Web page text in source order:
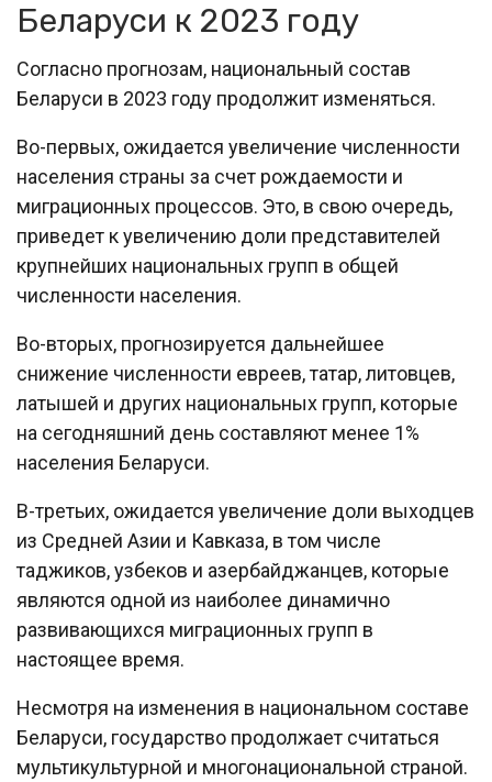
Беларуси к 2023 году
Согласно прогнозам, национальный состав
Беларуси в 2023 году продолжит изменяться.
Во-первых, ожидается увеличение численности
населения страны за счет рождаемости и
миграционных процессов. Это, в свою очередь,
приведет к увеличению доли представителей
крупнейших национальных групп в общей
численности населения.
Во-вторых, прогнозируется дальнейшее
снижение численности евреев, татар, литовцев,
латышей и других национальных групп, которые
на сегодняшний день составляют менее 1%
населения Беларуси.
В-третьих, ожидается увеличение доли выходцев
из Средней Азии и Кавказа, в том числе
таджиков, узбеков и азербайджанцев, которые
являются одной из наиболее динамично
развивающихся миграционных групп в
настоящее время.
Несмотря на изменения в национальном составе
Беларуси, государство продолжает считаться
мультикультурной и многонациональной страной.